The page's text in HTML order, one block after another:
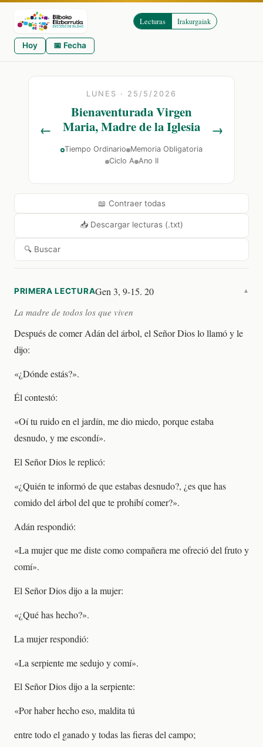
Lecturas Irakurgaiak
Hoy 📅 Fecha
← →
LUNES · 25/5/2026
Bienaventurada Virgen
Maria, Madre de la Iglesia
Tiempo Ordinario Memoria Obligatoria
Ciclo A Ano II
📖 Contraer todas
📥 Descargar lecturas (.txt)
🔍 Buscar
PRIMERA LECTURAGen 3, 9-15. 20 ▼
La madre de todos los que viven
Después de comer Adán del árbol, el Señor Dios lo llamó y le
dijo:
«¿Dónde estás?».
Él contestó:
«Oí tu ruido en el jardín, me dio miedo, porque estaba
desnudo, y me escondí».
El Señor Dios le replicó:
«¿Quién te informó de que estabas desnudo?, ¿es que has
comido del árbol del que te prohibí comer?».
Adán respondió:
«La mujer que me diste como compañera me ofreció del fruto y
comí».
El Señor Dios dijo a la mujer:
«¿Qué has hecho?».
La mujer respondió:
«La serpiente me sedujo y comí».
El Señor Dios dijo a la serpiente:
«Por haber hecho eso, maldita tú
entre todo el ganado y todas las fieras del campo;